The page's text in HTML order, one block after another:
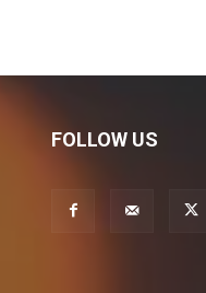
FOLLOW US